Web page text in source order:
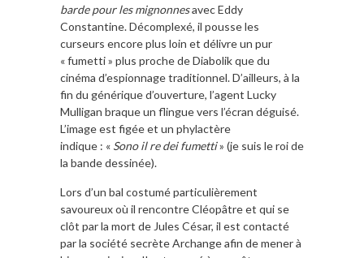
barde pour les mignonnesavec Eddy
Constantine. Décomplexé, il pousse les
curseurs encore plus loin et délivre un pur
« fumetti » plus proche de Diabolik que du
cinéma d’espionnage traditionnel. D’ailleurs, à la
fin du générique d’ouverture, l’agent Lucky
Mulligan braque un flingue vers l’écran déguisé.
L’image est figée et un phylactère
indique : « Sono il re dei fumetti» (je suis le roi de
la bande dessinée).
Lors d’un bal costumé particulièrement
savoureux où il rencontre Cléopâtre et qui se
clôt par la mort de Jules César, il est contacté
par la société secrète Archange afin de mener à